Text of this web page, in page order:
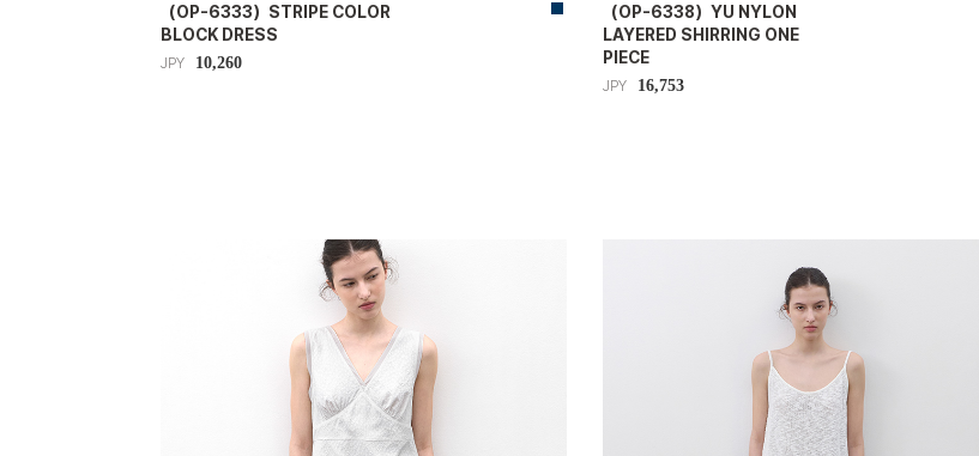
（OP-6333）STRIPE COLOR
BLOCK DRESS
JPY 10,260
（OP-6338）YU NYLON
LAYERED SHIRRING ONE
PIECE
JPY 16,753